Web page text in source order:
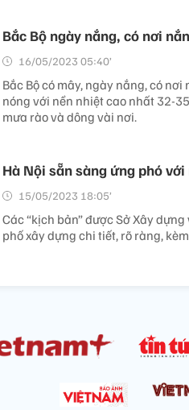
Bắc Bộ ngày nắng, có nơi
16/05/2023 05:40’
Bắc Bộ có mây, ngày nắng, có
nóng với nền nhiệt cao nhất 32-
mưa rào và dông vài nơi.
Hà Nội sẵn sàng ứng phó
15/05/2023 18:05’
Các “kịch bản” được Sở Xây
phố xây dựng chi tiết, rõ ràng,